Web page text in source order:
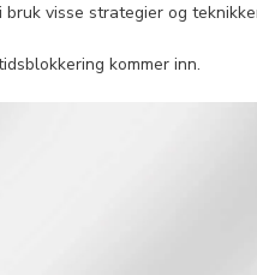
visse strategier og
kommer inn.